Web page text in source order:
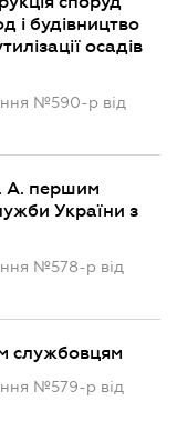
і будівництво
осадів
№590-р від
А. першим
України з
№578-р від
службовцям
№579-р від